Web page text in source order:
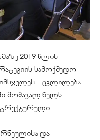
2019 წლის
სამოქმედო
იმსჯელეს. ცვლილება
მომავალ წელს
და